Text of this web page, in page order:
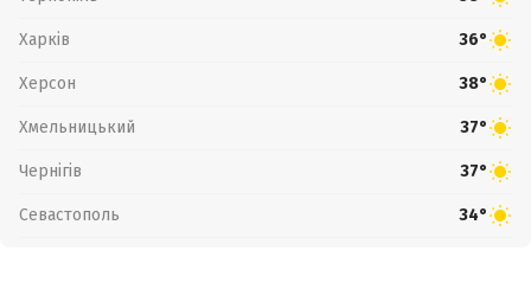
Харків 36°
Херсон 38°
Хмельницький 37°
Чернігів 37°
Севастополь 34°